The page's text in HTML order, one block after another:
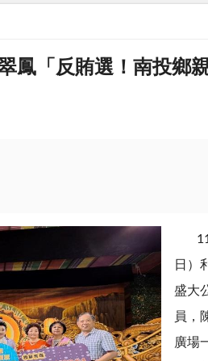
鳳「反賄選！南投鄉親
113
日）
盛大
員，
廣場